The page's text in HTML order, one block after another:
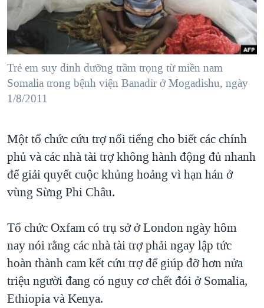
"Tìm"NGƯỜI VIỆT HẢI NGOẠI
ĐỜI SỐNG
KINH TẾ
KHOA HỌC
SỨC KHOẺ
THỂ THAO
GIÁO DỤC
HÀNH TRÌNH BẦU CỬ 2024
MỘT NĂM CHIẾN TRANH TẠI DẢI GAZA
GIẢI MÃ VÀNH ĐAI & CON ĐƯỜNG
NGÀY TỊ NẠN THẾ GIỚI
CHI PHÍ CHIẾN TRANH AFGHANISTAN
CÁC GIÁ TRỊ CỘNG HÒA Ở VIỆT NAM
THƯỢNG ĐỈNH TRUMP-KIM TẠI VIỆT NAM
NGƯ DÂN VIỆT VÀ LÀN SÓNG TRỘM HẢI SÂM
BÊN KIA QUỐC LỘ: TIẾNG VỌNG TỪ NÔNG THÔN MỸ
QUAN HỆ VIỆT MỸ
VIDEO
NGHE
MẠNG XÃ HỘI
Trẻ em suy dinh dưỡng trầm trọng từ miền nam
Somalia trong bệnh viện Banadir ở Mogadishu, ngày
1/8/2011
Một tổ chức cứu trợ nổi tiếng cho biết các chính
phủ và các nhà tài trợ không hành động đủ nhanh
để giải quyết cuộc khủng hoảng vì hạn hán ở
vùng Sừng Phi Châu.
Tổ chức Oxfam có trụ sở ở London ngày hôm
nay nói rằng các nhà tài trợ phải ngay lập tức
hoàn thành cam kết cứu trợ để giúp đỡ hơn nửa
triệu người đang có nguy cơ chết đói ở Somalia,
Ethiopia và Kenya.